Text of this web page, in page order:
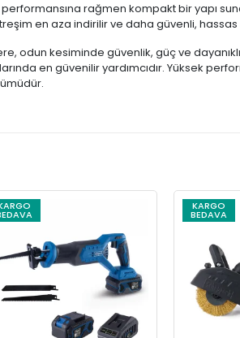
performansına rağmen kompakt bir yapı
en aza indirilir ve daha güvenli,
odun kesiminde güvenlik, güç ve
en güvenilir yardımcıdır. Yüksek
KARGO
BEDAVA